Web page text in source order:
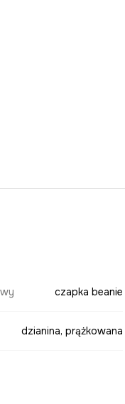
czapka beanie
dzianina, prążkowana